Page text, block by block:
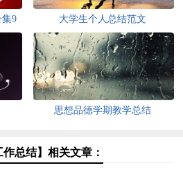
9
大学生个人总结范文
思想品德学期教学总结
总结】相关文章：